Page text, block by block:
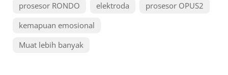
prosesor RONDO
elektroda
prosesor OPUS2
kemapuan emosional
Muat lebih banyak